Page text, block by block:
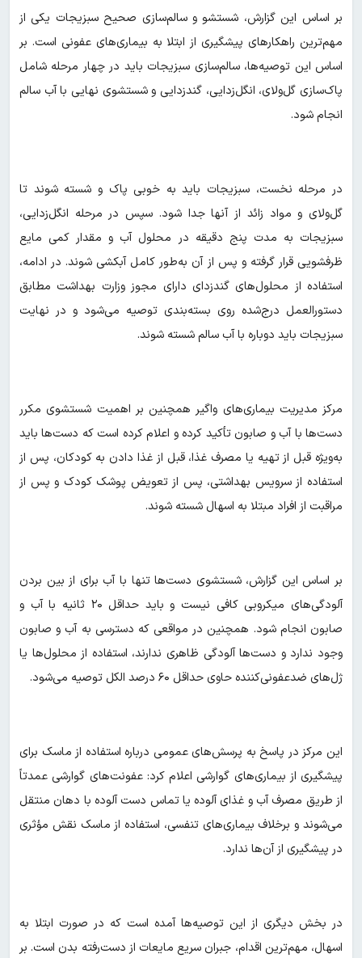
بر اساس این گزارش، شستشو و سالم‌سازی صحیح سبزیجات یکی از
مهم‌ترین راهکارهای پیشگیری از ابتلا به بیماری‌های عفونی است. بر
اساس این توصیه‌ها، سالم‌سازی سبزیجات باید در چهار مرحله شامل
پاک‌سازی گل‌ولای، انگل‌زدایی، گندزدایی و شستشوی نهایی با آب سالم
انجام شود.
در مرحله نخست، سبزیجات باید به‌ خوبی پاک و شسته شوند تا
گل‌ولای و مواد زائد از آنها جدا شود. سپس در مرحله انگل‌زدایی،
سبزیجات به مدت پنج دقیقه در محلول آب و مقدار کمی مایع
ظرفشویی قرار گرفته و پس از آن به‌طور کامل آبکشی شوند. در ادامه،
استفاده از محلول‌های گندزدای دارای مجوز وزارت بهداشت مطابق
دستورالعمل درج‌شده روی بسته‌بندی توصیه می‌شود و در نهایت
سبزیجات باید دوباره با آب سالم شسته شوند.
مرکز مدیریت بیماری‌های واگیر همچنین بر اهمیت شستشوی مکرر
دست‌ها با آب و صابون تأکید کرده و اعلام کرده است که دست‌ها باید
به‌ویژه قبل از تهیه یا مصرف غذا، قبل از غذا دادن به کودکان، پس از
استفاده از سرویس بهداشتی، پس از تعویض پوشک کودک و پس از
مراقبت از افراد مبتلا به اسهال شسته شوند.
بر اساس این گزارش، شستشوی دست‌ها تنها با آب برای از بین بردن
آلودگی‌های میکروبی کافی نیست و باید حداقل ۲۰ ثانیه با آب و
صابون انجام شود. همچنین در مواقعی که دسترسی به آب و صابون
وجود ندارد و دست‌ها آلودگی ظاهری ندارند، استفاده از محلول‌ها یا
ژل‌های ضدعفونی‌کننده حاوی حداقل ۶۰ درصد الکل توصیه می‌شود.
این مرکز در پاسخ به پرسش‌های عمومی درباره استفاده از ماسک برای
پیشگیری از بیماری‌های گوارشی اعلام کرد: عفونت‌های گوارشی عمدتاً
از طریق مصرف آب و غذای آلوده یا تماس دست آلوده با دهان منتقل
می‌شوند و برخلاف بیماری‌های تنفسی، استفاده از ماسک نقش مؤثری
در پیشگیری از آن‌ها ندارد.
در بخش دیگری از این توصیه‌ها آمده است که در صورت ابتلا به
اسهال، مهم‌ترین اقدام، جبران سریع مایعات از دست‌رفته بدن است. بر